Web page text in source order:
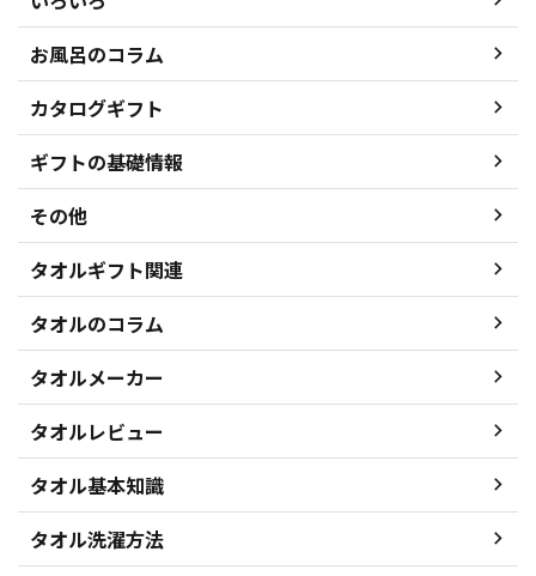
お風呂のコラム
カタログギフト
ギフトの基礎情報
その他
タオルギフト関連
タオルのコラム
タオルメーカー
タオルレビュー
タオル基本知識
タオル洗濯方法